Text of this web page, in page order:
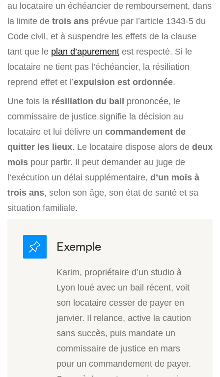
au locataire un échéancier de remboursement, dans
la limite de trois ans prévue par l’article 1343-5 du
Code civil, et à suspendre les effets de la clause
tant que le plan d’apurement est respecté. Si le
locataire ne tient pas l’échéancier, la résiliation
reprend effet et l’expulsion est ordonnée.
Une fois la résiliation du bail prononcée, le
commissaire de justice signifie la décision au
locataire et lui délivre un commandement de
quitter les lieux. Le locataire dispose alors de deux
mois pour partir. Il peut demander au juge de
l’exécution un délai supplémentaire, d’un mois à
trois ans, selon son âge, son état de santé et sa
situation familiale.
Karim, propriétaire d’un studio à
Lyon loué avec un bail récent, voit
son locataire cesser de payer en
janvier. Il relance, active la caution
sans succès, puis mandate un
commissaire de justice en mars
pour un commandement de payer.